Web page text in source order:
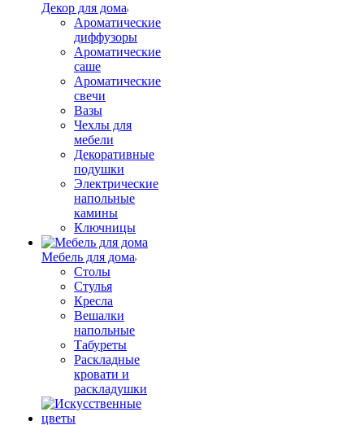
Декор для дома
Ароматические
диффузоры
Ароматические
саше
Ароматические
свечи
Вазы
Чехлы для
мебели
Декоративные
подушки
Электрические
напольные
камины
Ключницы
Мебель для дома
Столы
Стулья
Кресла
Вешалки
напольные
Табуреты
Раскладные
кровати и
раскладушки